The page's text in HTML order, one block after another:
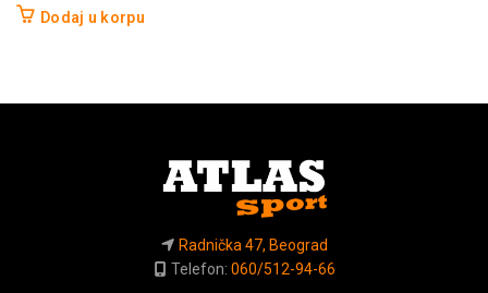
Dodaj u korpu
Radnička 47, Beograd
Telefon: 060/512-94-66